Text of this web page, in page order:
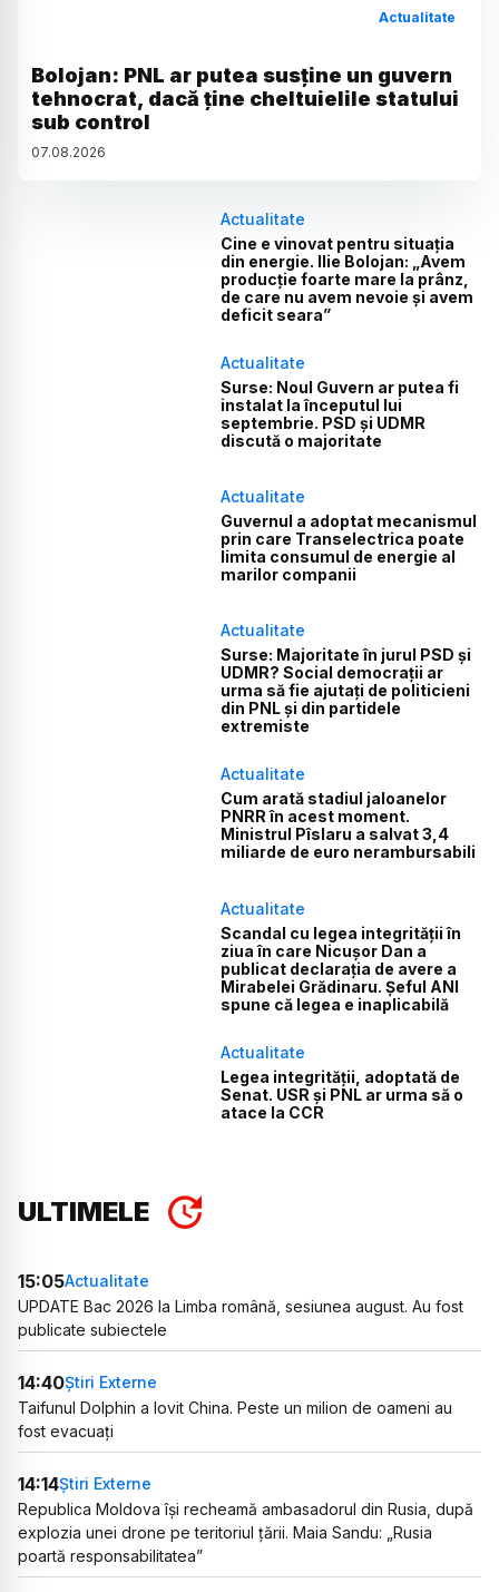
Actualitate
Bolojan: PNL ar putea susține un guvern
tehnocrat, dacă ține cheltuielile statului
sub control
07.08.2026
Actualitate
Cine e vinovat pentru situația
din energie. Ilie Bolojan: „Avem
producție foarte mare la prânz,
de care nu avem nevoie și avem
deficit seara”
Actualitate
Surse: Noul Guvern ar putea fi
instalat la începutul lui
septembrie. PSD și UDMR
discută o majoritate
Actualitate
Guvernul a adoptat mecanismul
prin care Transelectrica poate
limita consumul de energie al
marilor companii
Actualitate
Surse: Majoritate în jurul PSD și
UDMR? Social democrații ar
urma să fie ajutați de politicieni
din PNL și din partidele
extremiste
Actualitate
Cum arată stadiul jaloanelor
PNRR în acest moment.
Ministrul Pîslaru a salvat 3,4
miliarde de euro nerambursabili
Actualitate
Scandal cu legea integrității în
ziua în care Nicușor Dan a
publicat declarația de avere a
Mirabelei Grădinaru. Șeful ANI
spune că legea e inaplicabilă
Actualitate
Legea integrității, adoptată de
Senat. USR și PNL ar urma să o
atace la CCR
ULTIMELE
15:05Actualitate
UPDATE Bac 2026 la Limba română, sesiunea august. Au fost
publicate subiectele
14:40Știri Externe
Taifunul Dolphin a lovit China. Peste un milion de oameni au
fost evacuați
14:14Știri Externe
Republica Moldova își recheamă ambasadorul din Rusia, după
explozia unei drone pe teritoriul țării. Maia Sandu: „Rusia
poartă responsabilitatea”